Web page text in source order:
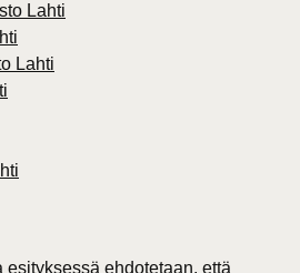
Lahti
Lahti
ehdotetaan, että